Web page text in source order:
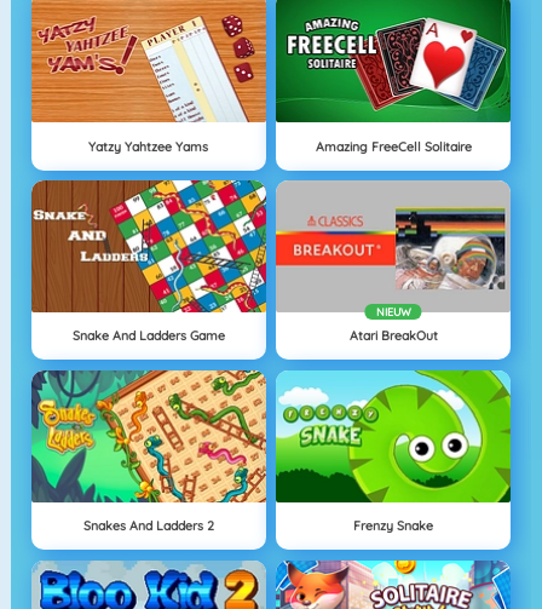
Yatzy Yahtzee Yams Amazing FreeCell Solitaire
Snake And Ladders Game
NIEUW
Atari BreakOut
Snakes And Ladders 2 Frenzy Snake